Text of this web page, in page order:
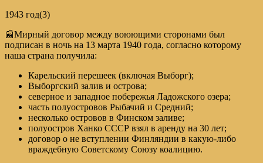
1943 год(3)
📰Мирный договор между воюющими сторонами был
подписан в ночь на 13 марта 1940 года, согласно которому
наша страна получила:
Карельский перешеек (включая Выборг);
Выборгский залив и острова;
северное и западное побережья Ладожского озера;
часть полуостровов Рыбачий и Средний;
несколько островов в Финском заливе;
полуостров Ханко СССР взял в аренду на 30 лет;
договор о не вступлении Финляндии в какую-либо
враждебную Советскому Союзу коалицию.